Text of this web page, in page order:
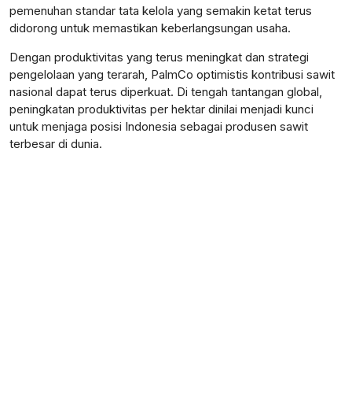
pemenuhan standar tata kelola yang semakin ketat terus
didorong untuk memastikan keberlangsungan usaha.
Dengan produktivitas yang terus meningkat dan strategi
pengelolaan yang terarah, PalmCo optimistis kontribusi sawit
nasional dapat terus diperkuat. Di tengah tantangan global,
peningkatan produktivitas per hektar dinilai menjadi kunci
untuk menjaga posisi Indonesia sebagai produsen sawit
terbesar di dunia.